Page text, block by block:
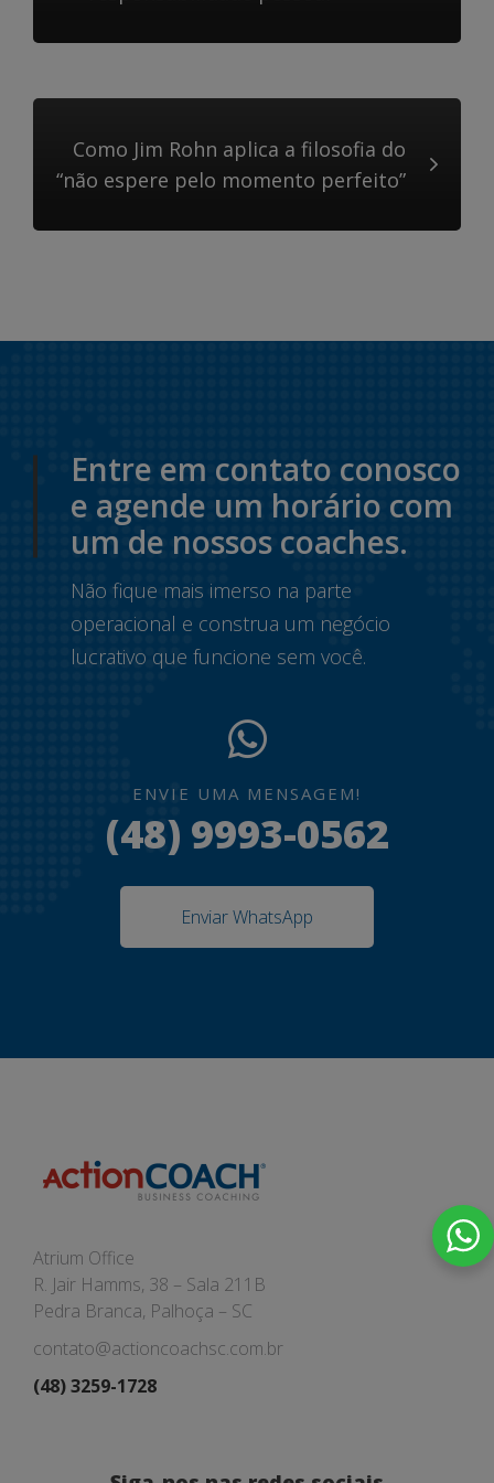
Como Jim Rohn aplica a filosofia do
“não espere pelo momento perfeito”
Entre em contato conosco
e agende um horário com
um de nossos coaches.
Não fique mais imerso na parte
operacional e construa um negócio
lucrativo que funcione sem você.
ENVIE UMA MENSAGEM!
(48) 9993-0562
Enviar WhatsApp
Atrium Office
R. Jair Hamms, 38 – Sala 211B
Pedra Branca, Palhoça – SC
contato@actioncoachsc.com.br
(48) 3259-1728